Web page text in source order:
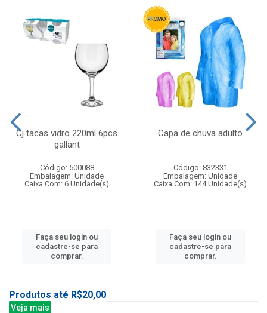
Cj tacas vidro 220ml 6pcs
gallant
Código: 500088
Embalagem: Unidade
Caixa Com: 6 Unidade(s)
Faça seu login ou
cadastre-se para
comprar.
Capa de chuva adulto
Código: 832331
Embalagem: Unidade
Caixa Com: 144 Unidade(s)
Faça seu login ou
cadastre-se para
comprar.
Produtos até R$20,00
Veja mais